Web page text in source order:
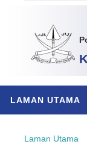
LAMAN UTAMA
Laman Utama